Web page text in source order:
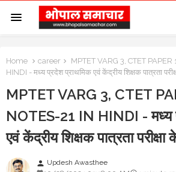
Home career
MPTET VARG 3, CTET
HINDI - मध्य प्रदेश प्राथमिक एवं केंद्रीय शिक्षक पात्रता
MPTET VARG 3, CTET
NOTES-21 IN HINDI - मध्य
एवं केंद्रीय शिक्षक पात्रता
person Updesh Awasthee